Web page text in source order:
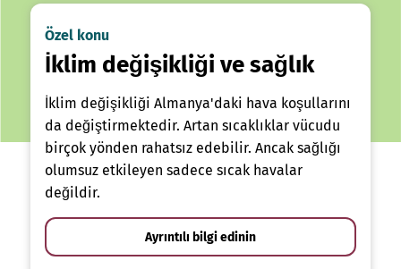
Özel konu
İklim değişikliği ve sağlık
İklim değişikliği Almanya'daki hava koşullarını
da değiştirmektedir. Artan sıcaklıklar vücudu
birçok yönden rahatsız edebilir. Ancak sağlığı
olumsuz etkileyen sadece sıcak havalar
değildir.
Ayrıntılı bilgi edinin